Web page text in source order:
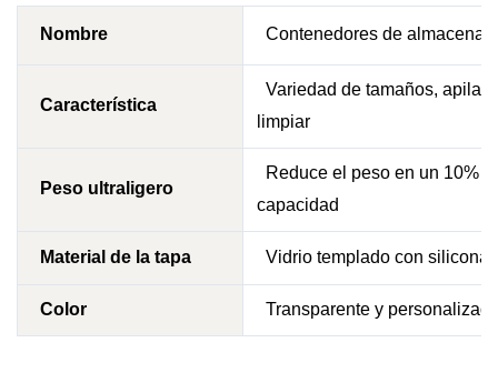
Nombre Contenedores de
Característica
Variedad de tamaños,
limpiar
Peso ultraligero
Reduce el peso en un 10%
capacidad
Material de la tapa Vidrio templado con silicona
Color Transparente y